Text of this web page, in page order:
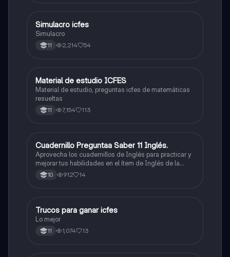
ICFES: Lectura Crítica
Simulacro icfes
Simulacro
11 2,214 54
ICFES: Matemáticas
Material de estudio ICFES
Material de estudio, preguntas icfes de matemáticas
resueltas
11 7,154 113
ICFES: Inglés
Cuadernillo Preguntaa Saber 11 Inglés.
Aprovecha los cuadernillos de Inglés para practicar y
mejorar tus habilidades en el ítem de Inglés de la
Prueba Saber 11. 🫡
10 912 14
Química
Trucos para ganar icfes
Lo mejor
11 1,074 13